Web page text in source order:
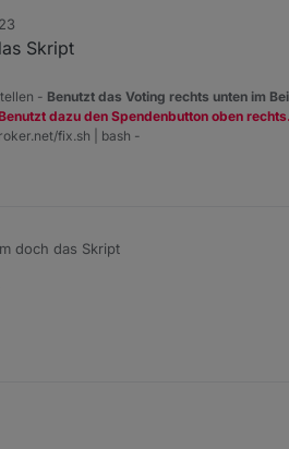
Skript
- Benutzt das Voting rechts unten im
dazu den Spendenbutton oben
fix.sh | bash -
doch das Skript